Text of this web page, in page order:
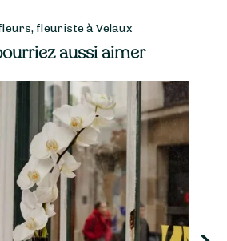
fleuriste à Velaux
aussi aimer